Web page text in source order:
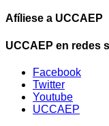
Afíliese a UCCAEP
UCCAEP en redes
Facebook
Twitter
Youtube
UCCAEP